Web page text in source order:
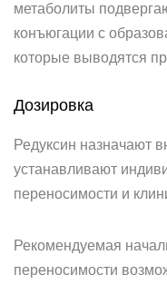
метаболиты
конъюгации с
которые выводятся
Дозировка
Редуксин назначают
устанавливают
переносимости и
Рекомендуемая
переносимости